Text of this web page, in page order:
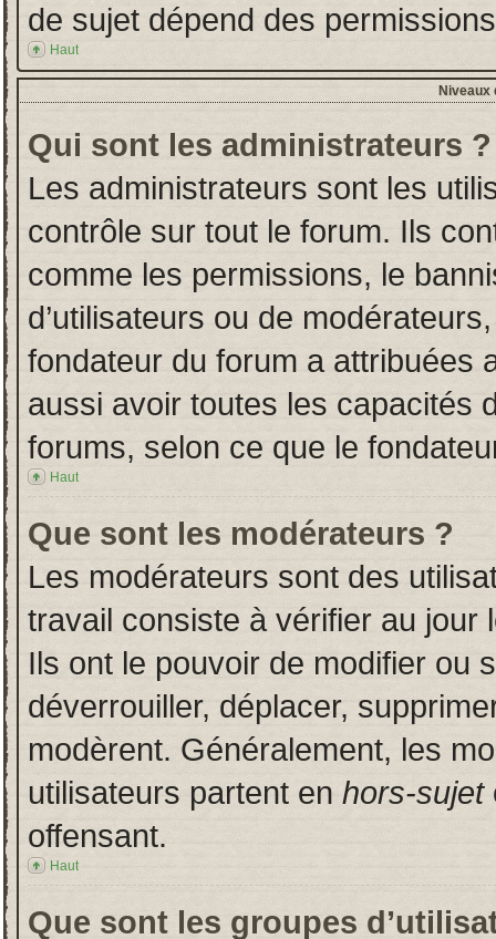
de sujet dépend des
Haut
Niveaux
Qui sont les administrateurs ?
Les administrateurs sont les
contrôle sur tout le forum. Ils
comme les permissions, le
d’utilisateurs ou de
fondateur du forum a attribuées
aussi avoir toutes les capacités
forums, selon ce que le
Haut
Que sont les modérateurs ?
Les modérateurs sont des
travail consiste à vérifier au jour
Ils ont le pouvoir de modifier ou
déverrouiller, déplacer,
modèrent. Généralement, les
utilisateurs partent en hors-sujet
offensant.
Haut
Que sont les groupes